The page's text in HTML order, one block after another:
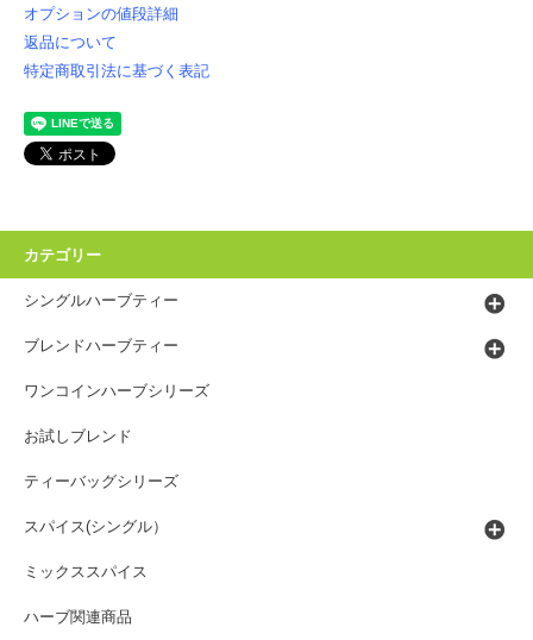
オプションの値段詳細
返品について
特定商取引法に基づく表記
カテゴリー
シングルハーブティー
ブレンドハーブティー
ワンコインハーブシリーズ
お試しブレンド
ティーバッグシリーズ
スパイス(シングル）
ミックススパイス
ハーブ関連商品